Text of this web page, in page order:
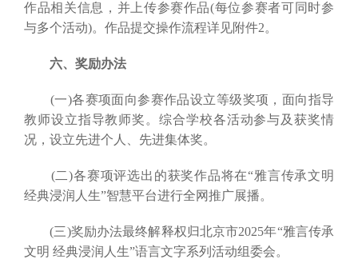
作品相关信息，并上传参赛作品(每位参赛者可同时参
与多个活动)。作品提交操作流程详见附件2。
六、奖励办法
(一)各赛项面向参赛作品设立等级奖项，面向指导
教师设立指导教师奖。综合学校各活动参与及获奖情
况，设立先进个人、先进集体奖。
(二)各赛项评选出的获奖作品将在“雅言传承文明
经典浸润人生”智慧平台进行全网推广展播。
(三)奖励办法最终解释权归北京市2025年“雅言传承
文明 经典浸润人生”语言文字系列活动组委会。